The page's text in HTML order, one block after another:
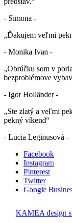
- Simona -
„Ďakujem veľmi
- Monika Ivan -
„Obrúčku som v
bezproblémove
- Igor Holländer -
„Ste zlatý a veľmi
pekný víkend“
- Lucia Leginusová -
Facebook
Instagram
Pinterest
Twitter
Google
KAMEA design